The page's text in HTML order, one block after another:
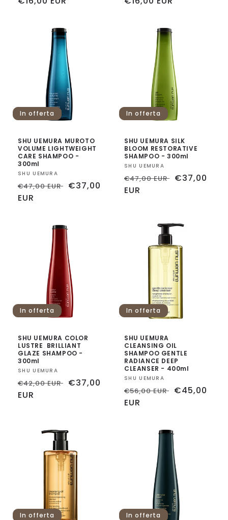
In offerta
SHU UEMURA MUROTO
VOLUME LIGHTWEIGHT
CARE SHAMPOO -
300ml
Fornitore:
SHU UEMURA
Prezzo
di
€47,00 EUR Prezzo
€37,00
EUR
In offerta
SHU UEMURA SILK
BLOOM RESTORATIVE
SHAMPOO - 300ml
Fornitore:
SHU UEMURA
Prezzo
di
€47,00 EUR Prezzo
€37,00
EUR
In offerta
SHU UEMURA COLOR
LUSTRE BRILLIANT
GLAZE SHAMPOO -
300ml
Fornitore:
SHU UEMURA
Prezzo
di
€42,00 EUR Prezzo
€37,00
EUR
In offerta
SHU UEMURA
CLEANSING OIL
SHAMPOO GENTLE
RADIANCE DEEP
CLEANSER - 400ml
Fornitore:
SHU UEMURA
Prezzo
di
€56,00 EUR Prezzo
€45,00
EUR
In offerta In offerta